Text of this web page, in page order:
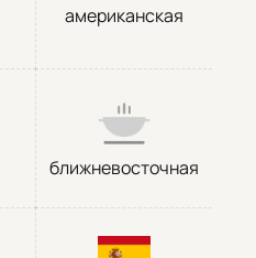
американская
ближневосточная